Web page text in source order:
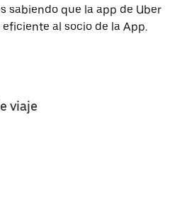
sabiendo que la app de Uber
al socio de la App.
viaje